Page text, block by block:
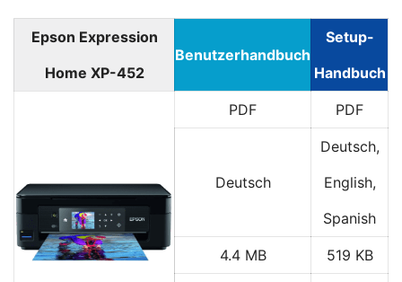
Epson Expression
Home XP-452
Benutzerhandbuch
Setup-
Handbuch
PDF PDF
Deutsch
Deutsch,
English,
Spanish
4.4 MB 519 KB